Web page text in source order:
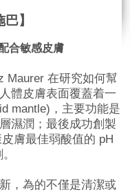
】
合敏感皮膚
Maurer 在研究如何幫
體皮膚表面覆蓋着一
mantle)，主要功能是
濕潤；最後成功創製
膚最佳弱酸值的 pH
，為的不僅是清潔或